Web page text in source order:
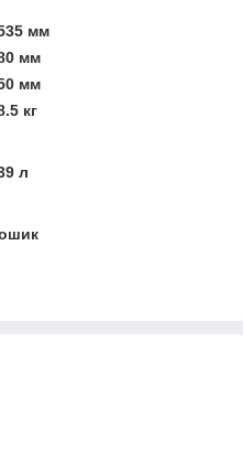
мм
мм
мм
кг
л